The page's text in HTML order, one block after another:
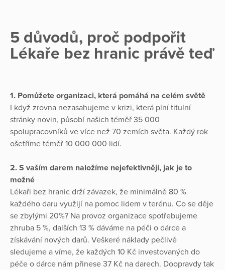
5 důvodů, proč podpořit
Lékaře bez hranic právě teď
1. Pomůžete organizaci, která pomáhá na celém světě
I když zrovna nezasahujeme v krizi, která plní titulní
stránky novin, působí našich téměř 35 000
spolupracovníků ve více než 70 zemích světa. Každý rok
ošetříme téměř 10 000 000 lidí.
2. S vaším darem naložíme nejefektivněji, jak je to
možné
Lékaři bez hranic drží závazek, že minimálně 80 %
každého daru využijí na pomoc lidem v terénu. Co se děje
se zbylými 20%? Na provoz organizace spotřebujeme
zhruba 5 %, dalších 13 % dáváme na péči o dárce a
získávání nových darů. Veškeré náklady pečlivě
sledujeme a víme, že každých 10 Kč investovaných do
péče o dárce nám přinese 37 Kč na darech. Doopravdy tak